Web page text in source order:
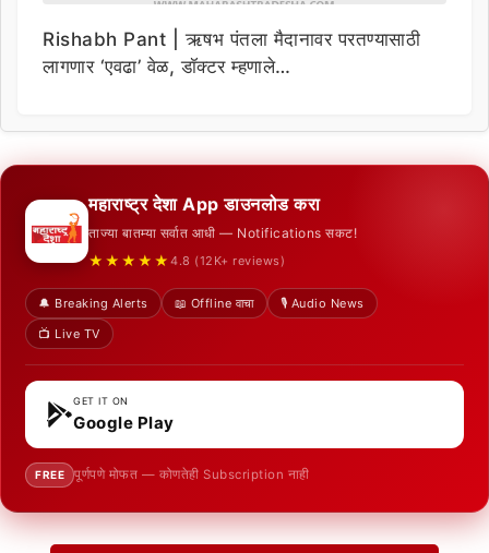
Rishabh Pant | ऋषभ पंतला मैदानावर परतण्यासाठी
लागणार ‘एवढा’ वेळ, डॉक्टर म्हणाले…
महाराष्ट्र देशा App डाउनलोड करा
ताज्या बातम्या सर्वात आधी — Notifications सकट!
★★★★★ 4.8 (12K+ reviews)
🔔 Breaking Alerts 📖 Offline वाचा
🎙️ Audio News
📺 Live TV
GET IT ON
Google Play
FREE पूर्णपणे मोफत — कोणतेही Subscription नाही